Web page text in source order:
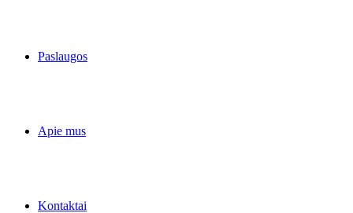
Paslaugos
Apie mus
Kontaktai